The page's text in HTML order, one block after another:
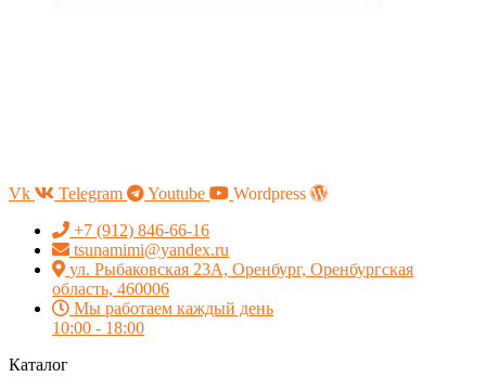
Vk Telegram Youtube
Wordpress
+7 (912) 846-66-16
tsunamimi@yandex.ru
ул. Рыбаковская 23А, Оренбург, Оренбургская
область, 460006
Мы работаем каждый день
10:00 - 18:00
Каталог